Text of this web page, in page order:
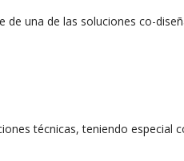
una de las soluciones co-
técnicas, teniendo especial